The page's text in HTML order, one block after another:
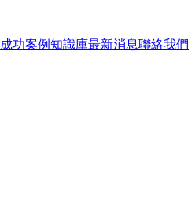
成功案例知識庫最新消息聯絡我們